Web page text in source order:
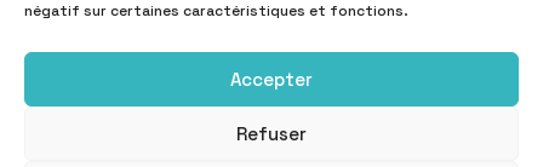
négatif sur certaines caractéristiques et fonctions.
Accepter
Refuser